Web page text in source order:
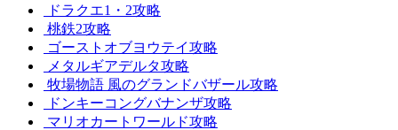
ドラクエ1・2攻略
桃鉄2攻略
ゴーストオブヨウテイ攻略
メタルギアデルタ攻略
牧場物語 風のグランドバザール攻略
ドンキーコングバナンザ攻略
マリオカートワールド攻略